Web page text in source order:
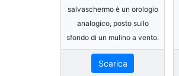
salvaschermo è un orologio
analogico, posto sullo
sfondo di un mulino a vento.
Scarica